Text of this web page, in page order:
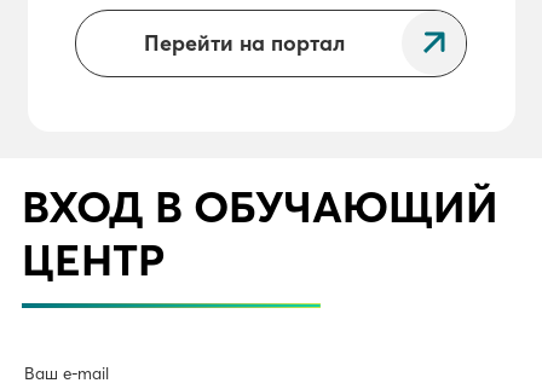
Перейти на портал
ВХОД В ОБУЧАЮЩИЙ
ЦЕНТР